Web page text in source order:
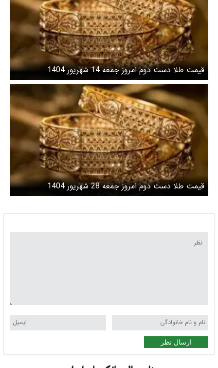
قیمت طلا دست دوم امروز جمعه 14 شهریور 1404
قیمت طلا دست دوم امروز جمعه 28 شهریور 1404
ارسال نظر